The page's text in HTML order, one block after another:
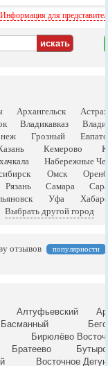
Информация для
Архангельск
Владикавказ
Грозный
Кемерово
Набережные
Омск
Рязань Самара
Уфа
Выбрать другой город
отзывов популярности
Алтуфьевский
Басманный
Бирюлёво
Братеево
Восточное